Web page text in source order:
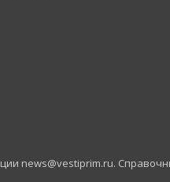
news@vestiprim.ru.